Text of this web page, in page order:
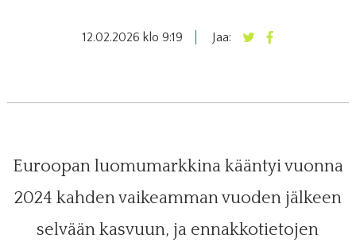
12.02.2026 klo 9:19 Jaa:
Euroopan luomumarkkina kääntyi vuonna
2024 kahden vaikeamman vuoden jälkeen
selvään kasvuun, ja ennakkotietojen